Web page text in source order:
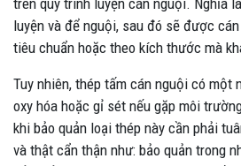
luyện và để nguội, sau đó sẽ được
tiêu chuẩn hoặc theo kích thước mà
Tuy nhiên, thép tấm cán nguội có một
oxy hóa hoặc gỉ sét nếu gặp môi
khi bảo quản loại thép này cần phải
và thật cẩn thận như: bảo quản trong